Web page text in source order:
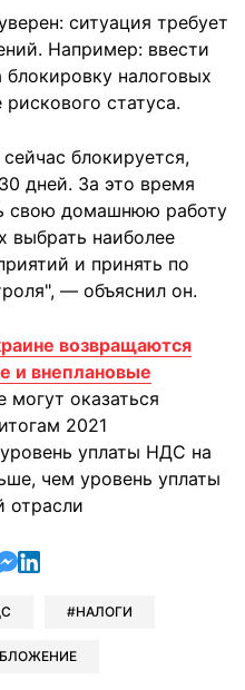
ситуация требует
Например: ввести
налоговых
статуса.
блокируется,
дней. За это время
свою домашнюю работу
выбрать наиболее
и принять по
— объяснил он.
возвращаются
и внеплановые
могут оказаться
2021
уплаты НДС на
чем уровень уплаты
отрасли
Telegram
в Facebook
в Xв Viber
в Whatsapp
отправить в Messenger
отправить в LinkedIn
НАЛОГИ